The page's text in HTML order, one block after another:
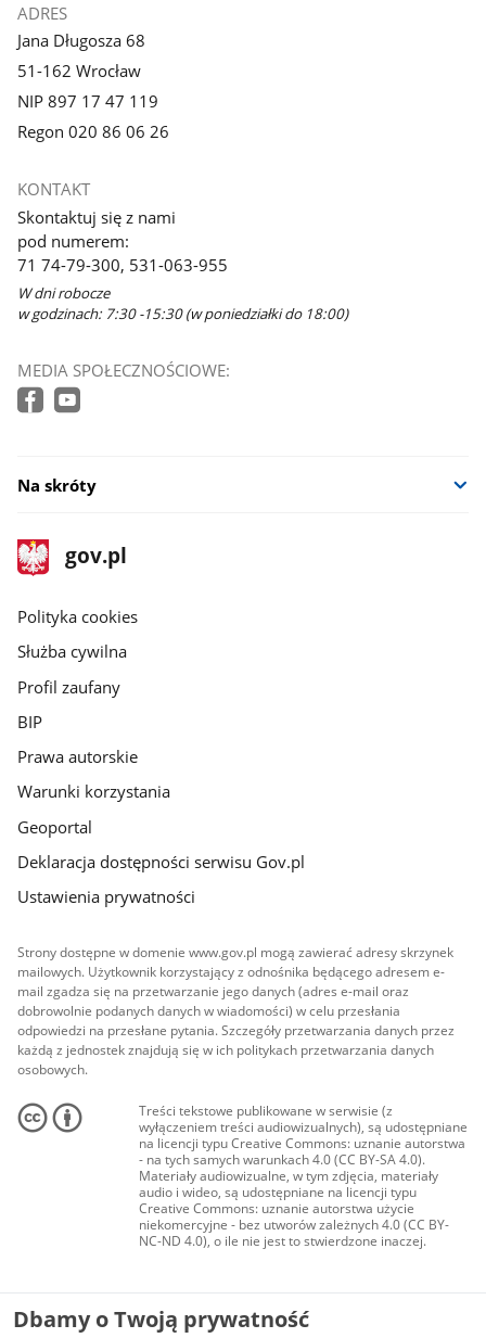
ADRES
Jana Długosza 68
51-162 Wrocław
NIP 897 17 47 119
Regon 020 86 06 26
KONTAKT
Skontaktuj się z nami
pod numerem:
71 74-79-300, 531-063-955
W dni robocze
w godzinach: 7:30 -15:30 (w poniedziałki do 18:00)
MEDIA SPOŁECZNOŚCIOWE:
Na skróty
stopka
gov.pl
Strona
gov.pl
gov.pl
Polityka cookies
Służba cywilna
Profil zaufany
BIP
Prawa autorskie
Warunki korzystania
Geoportal
Deklaracja dostępności serwisu Gov.pl
Ustawienia prywatności
Strony dostępne w domenie www.gov.pl mogą zawierać adresy skrzynek
mailowych. Użytkownik korzystający z odnośnika będącego adresem e-
mail zgadza się na przetwarzanie jego danych (adres e-mail oraz
dobrowolnie podanych danych w wiadomości) w celu przesłania
odpowiedzi na przesłane pytania. Szczegóły przetwarzania danych przez
każdą z jednostek znajdują się w ich politykach przetwarzania danych
osobowych.
Treści tekstowe publikowane w serwisie (z
wyłączeniem treści audiowizualnych), są udostępniane
na licencji typu Creative Commons: uznanie autorstwa
- na tych samych warunkach 4.0 (CC BY-SA 4.0).
Materiały audiowizualne, w tym zdjęcia, materiały
audio i wideo, są udostępniane na licencji typu
Creative Commons: uznanie autorstwa użycie
niekomercyjne - bez utworów zależnych 4.0 (CC BY-
NC-ND 4.0), o ile nie jest to stwierdzone inaczej.
Dbamy o Twoją prywatność